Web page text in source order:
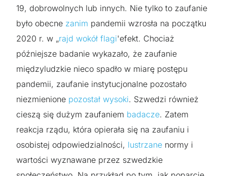
19, dobrowolnych lub innych. Nie tylko to zaufanie
było obecne zanim pandemii wzrosła na początku
2020 r. w „rajd wokół flagi'efekt. Chociaż
późniejsze badanie wykazało, że zaufanie
międzyludzkie nieco spadło w miarę postępu
pandemii, zaufanie instytucjonalne pozostało
niezmienione pozostał wysoki. Szwedzi również
cieszą się dużym zaufaniem badacze. Zatem
reakcja rządu, która opierała się na zaufaniu i
osobistej odpowiedzialności, lustrzane normy i
wartości wyznawane przez szwedzkie